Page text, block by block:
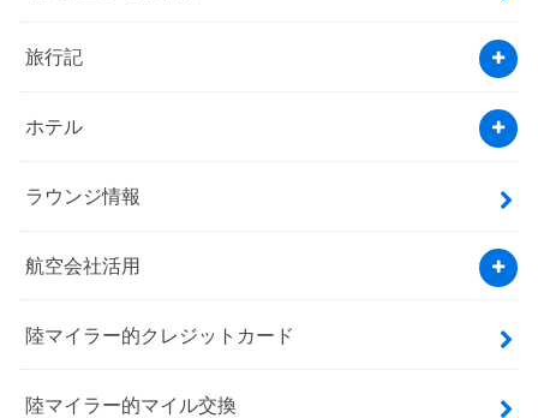
旅行記
ホテル
ラウンジ情報
航空会社活用
陸マイラー的クレジットカード
陸マイラー的マイル交換